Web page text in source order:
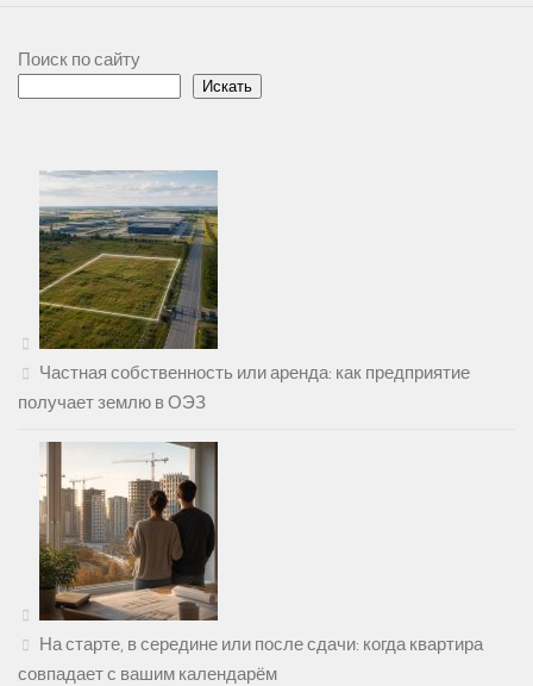
Поиск по сайту
Искать
Частная собственность или аренда: как предприятие
получает землю в ОЭЗ
На старте, в середине или после сдачи: когда квартира
совпадает с вашим календарём